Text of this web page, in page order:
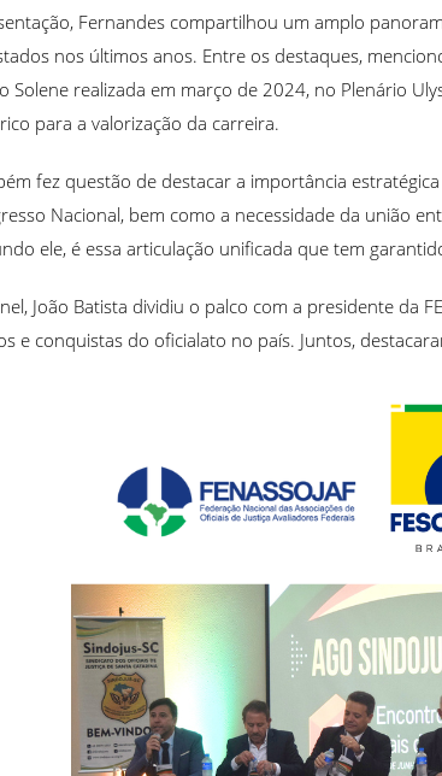
Fernandes compartilhou um amplo
nos últimos anos. Entre os destaques,
Solene realizada em março de 2024, no Plenário
para a valorização da carreira.
fez questão de destacar a importância
Nacional, bem como a necessidade da união
ele, é essa articulação unificada que tem
João Batista dividiu o palco com a presidente da
e conquistas do oficialato no país. Juntos,